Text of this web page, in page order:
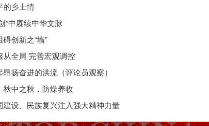
的乡土情
”中赓续中华文脉
创新之“墙”
从全局 完善宏观调控
昂扬奋进的洪流（评论员观察）
秋中之秋，防燥养收
建设、民族复兴注入强大精神力量